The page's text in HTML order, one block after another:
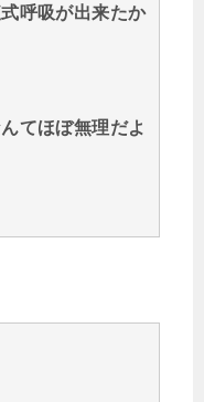
呼吸が出来たか
てほぼ無理だよ